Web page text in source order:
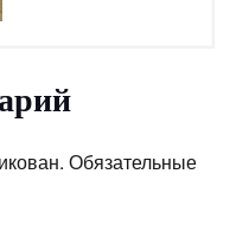
Обязательные